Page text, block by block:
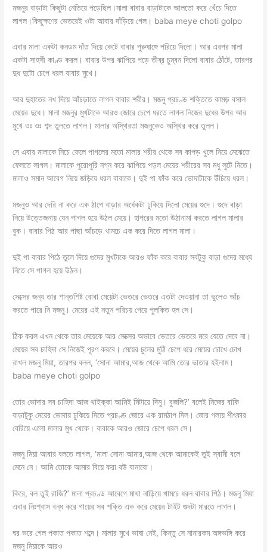
মজনুর বাড়াটা কিছুটা নেতিয়ে পড়েছিল।মালা বাবার বাড়াটাকে আলতো করে খেঁচে দিতে
লাগল।কিছুক্ষণের ভেতরেই ওটা আবার দাঁড়িয়ে গেল। baba meye choti golpo
এবার মালা একটা কনডম দাঁত দিয়ে কেটে বাবার পুরুষাঙ্গে পরিয়ে দিলো। আর এরপর মালা
একটা সাহসী কাণ্ড করল। বাবার উপর ঝাপিয়ে পড়ে তীব্র চুম্বন দিলো বাবার ঠোঁটে, তারপর
দুধ দুটো চেপে ধরল বাবার মুখে।
আর দুহাতের নখ দিয়ে আঁচড়াতে লাগল বাবার শরীর। মজনু প্রচণ্ড শক্তিতে কামড় বসাল
মেয়ের দুধে। মালা মজনুর মুখটাকে আরও জোরে চেপে ধরতে লাগল নিজের দুধের উপর আর
মুখে ওঃ ওঃ শব্দ তুলতে লাগল। মালার অস্থিরতা মজনুকেও অস্থির করে তুলল।
সে এবার মালাকে নিচে ফেলে পাগলের মতো মালার শরীর থেকে সব কাপড় খুলে নিয়ে মেঝেতে
ফেলতে লাগল। মালাকে পুরোপুরি নগ্ন করে ঝাপিয়ে পড়ল মেয়ের শরীরের সব মধু লুটে নিতে।
মালাও সমান আবেগ নিয়ে জড়িয়ে ধরল বাবাকে। দুই পা ফাঁক করে ভোদাটাকে উঁচিয়ে ধরল।
মজনুও আর দেরি না করে এক ঠাপে বাড়ার অর্ধেকটা ঢুকিয়ে দিলো মেয়ের গুদে। গুদে বাড়া
নিয়ে উত্তেজনায় যেন পাগল হয়ে উঠল মেয়ে। হাপরের মতো উঠানামা করতে লাগল মালার
বুক। বাবার পিঠ আর পাছা আঁচড়ে খামচে এক করে দিতে লাগল মালা।
দুই পা বাবার পিঠে তুলে দিয়ে গুদের মুখটাকে আরও ফাঁক করে বাবার সবটুকু বাড়া গুদের মধ্যে
নিতে সে পাগল হয়ে উঠল।
সেক্সের জন্য তার শান্তশিষ্ট বোবা মেয়েটা ভেতরে ভেতরে এতটা দেওয়ানা তা ভুলেও আঁচ
করতে পারে নি মজনু। মেয়ের এই নতুন পরিচয় পেয়ে পুলকিত হল সে।
ঠিক করল এখন থেকে তার মেয়েকে আর সেক্সের অভাবে ভেতরে ভেতরে মরে যেতে দেবে না।
মেয়ের সব চাহিদা সে নিজেই পূরণ করবে। মেয়ের চুলের মুঠি চেপে ধরে মেয়ের চোখে চোখ
রাখল মজনু মিয়া, তারপর বলল, ‘সোনা আমার,আজ থেকে আমি তোর ভাতার হইলাম।
baba meye choti golpo
তোর ভোদার সব চাহিদা আজ থাইক্কা আমিই মিটায়ে দিমু। বুজলি?’ বলেই নিজের বাকি
বাড়াটুকু মেয়ের ভোদায় ঢুকিয়ে দিতে প্রচণ্ড জোরে এক রামঠাপ দিল। জোর গলায় শীৎকার
বেরিয়ে এলো মালার মুখ থেকে। বাবাকে আরও জোরে চেপে ধরল সে।
মজনু মিয়া আবার বলতে লাগল, ‘মালা সোনা আমার,আজ থেকে আমাকেই তুই স্বামী বলে
মেনে নে। আমি তোকে আমার বিয়ে করা বউ বানাবো।
কিরে, বল তুই রাজি?’ মালা প্রচণ্ড আবেগে মাথা নাড়িয়ে খামচে ধরল বাবার পিঠ। মজনু মিয়া
এবার নিঃশ্বাস বন্ধ করে গায়ের সব শক্তি এক করে মেয়ের টাইট গুদটা মারতে লাগল।
ঘর ভরে গেল পকাত পকাত শব্দে। মালার মুখে ভাষা নেই, কিন্তু সে নানারকম অঙ্গভঙ্গি করে
মজনু মিয়াকে আরও